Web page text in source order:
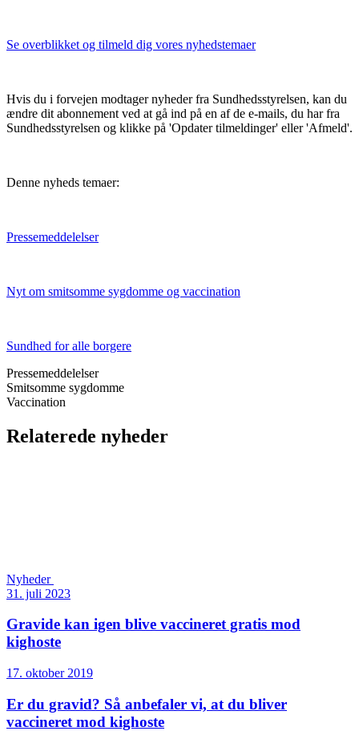
Se overblikket og tilmeld dig vores nyhedstemaer
Hvis du i forvejen modtager nyheder fra Sundhedsstyrelsen, kan du
ændre dit abonnement ved at gå ind på en af de e-mails, du har fra
Sundhedsstyrelsen og klikke på 'Opdater tilmeldinger' eller 'Afmeld'.
Denne nyheds temaer:
Pressemeddelelser
Nyt om smitsomme sygdomme og vaccination
Sundhed for alle borgere
Pressemeddelelser
Smitsomme sygdomme
Vaccination
Relaterede nyheder
Nyheder
31. juli 2023
Gravide kan igen blive vaccineret gratis mod
kighoste
17. oktober 2019
Er du gravid? Så anbefaler vi, at du bliver
vaccineret mod kighoste